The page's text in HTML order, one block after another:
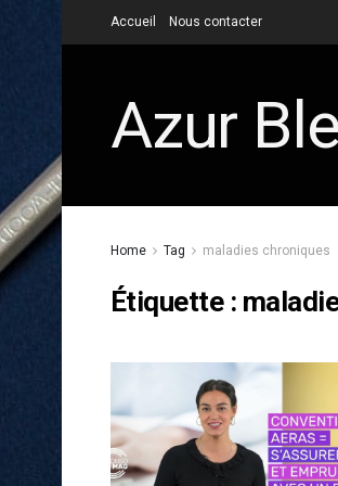
Accueil Nous contacter
Azur
Home Tag maladies chroniques
Étiquette :